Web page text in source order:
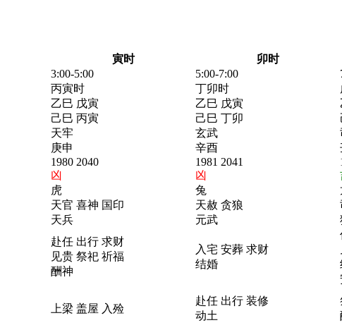
寅时
卯时
3:00-5:00 5:00-7:00
丙寅时 丁卯时
乙巳 戊寅
己巳 丙寅
乙巳 戊寅
己巳 丁卯
天牢 玄武
庚申
1980 2040
辛酉
1981 2041
凶 凶
虎 兔
天官 喜神 国印 天赦 贪狼
天兵 元武
赴任 出行 求财
见贵 祭祀 祈福
酬神
入宅 安葬 求财
结婚
上梁 盖屋 入殓
赴任 出行 装修
动土